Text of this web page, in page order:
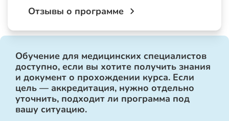
Отзывы о программе
Обучение для медицинских специалистов
доступно, если вы хотите получить знания
и документ о прохождении курса. Если
цель — аккредитация, нужно отдельно
уточнить, подходит ли программа под
вашу ситуацию.